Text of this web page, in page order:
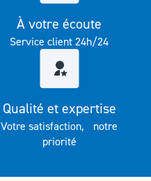
À votre écoute
Service client 24h/24
Qualité et expertise
Votre satisfaction, notre
priorité